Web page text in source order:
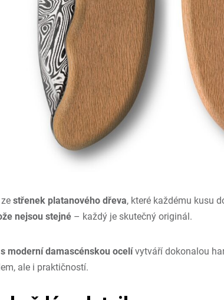
střenek platanového dřeva, které každému kusu
nejsou stejné – každý je skutečný originál.
moderní damascénskou ocelívytváří dokonalou
ale i praktičností.